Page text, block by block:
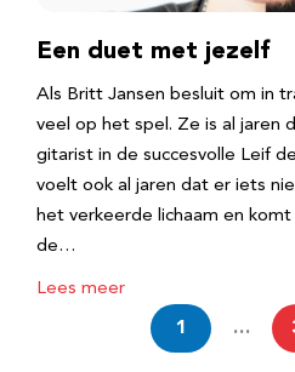
Een duet met jezelf
Als Britt Jansen besluit om in
veel op het spel. Ze is al jaren
gitarist in de succesvolle Leif
voelt ook al jaren dat er iets
het verkeerde lichaam en
de…
Lees meer
1 …